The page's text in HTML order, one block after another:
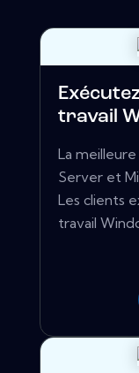
travail
La
Server et
Les clients
travail